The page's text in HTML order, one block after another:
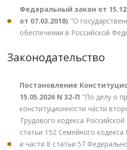
Федеральный закон от
от 07.03.2018) "О
обеспечении в Российской
Законодательство
Постановление
15.05.2026 N 32-П "По делу о
конституционности части
Трудового кодекса
статьи 152 Семейного
и части 8 статьи 57